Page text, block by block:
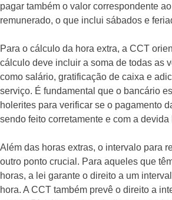
pagar também o valor correspondente
remunerado, o que inclui sábados e
Para o cálculo da hora extra, a CCT
cálculo deve incluir a soma de todas as
como salário, gratificação de caixa e
serviço. É fundamental que o bancário
holerites para verificar se o pagamento
sendo feito corretamente e com a
Além das horas extras, o intervalo para
outro ponto crucial. Para aqueles que
horas, a lei garante o direito a um
hora. A CCT também prevê o direito a